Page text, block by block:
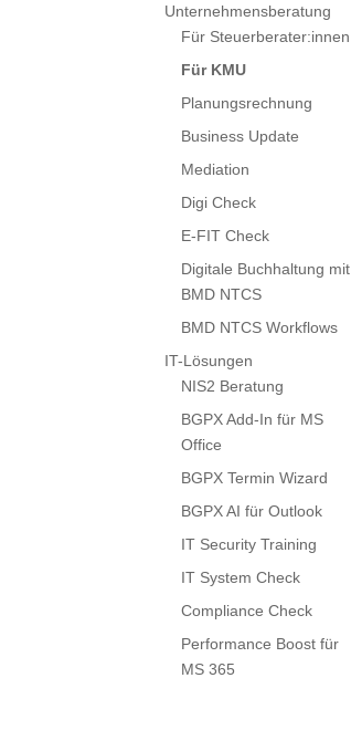
Unternehmensberatung
Für Steuerberater:innen
Für KMU
Planungsrechnung
Business Update
Mediation
Digi Check
E‑FIT Check
Digitale Buchhaltung mit
BMD NTCS
BMD NTCS Workflows
IT-Lösungen
NIS2 Beratung
BGPX Add-In für MS
Office
BGPX Termin Wizard
BGPX AI für Outlook
IT Security Training
IT System Check
Compliance Check
Performance Boost für
MS 365